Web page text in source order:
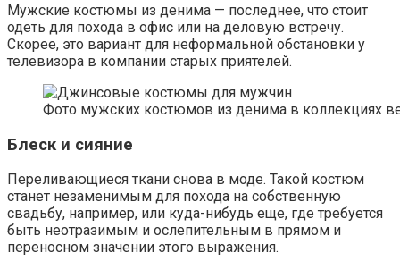
Мужские костюмы из денима — последнее, что стоит
одеть для похода в офис или на деловую встречу.
Скорее, это вариант для неформальной обстановки у
телевизора в компании старых приятелей.
Фото мужских костюмов из денима в коллекциях
Блеск и сияние
Переливающиеся ткани снова в моде. Такой костюм
станет незаменимым для похода на собственную
свадьбу, например, или куда-нибудь еще, где требуется
быть неотразимым и ослепительным в прямом и
переносном значении этого выражения.